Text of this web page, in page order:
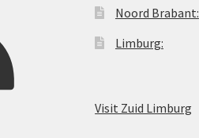
Noord Brabant:
Limburg:
Visit Zuid Limburg